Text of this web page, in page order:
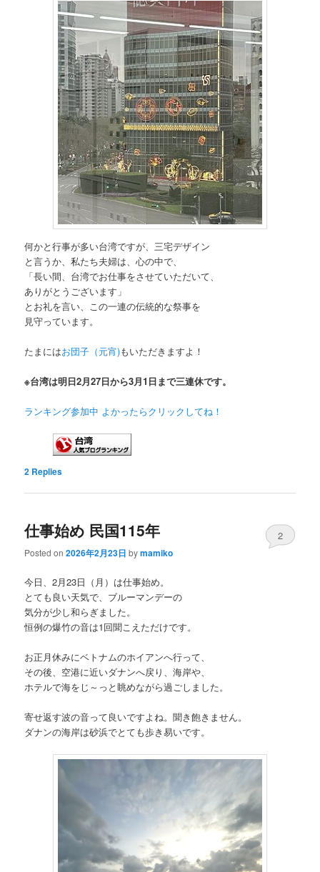
何かと行事が多い台湾ですが、三宅デザイン
と言うか、私たち夫婦は、心の中で、
「長い間、台湾でお仕事をさせていただいて、
ありがとうございます」
とお礼を言い、この一連の伝統的な祭事を
見守っています。
たまにはお団子（元宵)もいただきますよ！
※台湾は明日2月27日から3月1日まで三連休です。
ランキング参加中 よかったらクリックしてね！
2 Replies
仕事始め 民国115年
Posted on2026年2月23日 bymamiko
2
今日、2月23日（月）は仕事始め。
とても良い天気で、ブルーマンデーの
気分が少し和らぎました。
恒例の爆竹の音は1回聞こえただけです。
お正月休みにベトナムのホイアンへ行って、
その後、空港に近いダナンへ戻り、海岸や、
ホテルで海をじ～っと眺めながら過ごしました。
寄せ返す波の音って良いですよね。聞き飽きません。
ダナンの海岸は砂浜でとても歩き易いです。